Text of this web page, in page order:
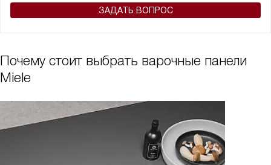
ЗАДАТЬ ВОПРОС
Почему стоит выбрать варочные панели
Miele